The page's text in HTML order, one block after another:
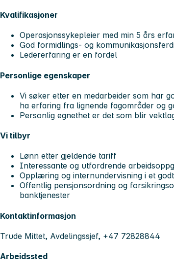
Kvalifikasjoner
Operasjonssykepleier med min 5 års
God formidlings- og
Ledererfaring er en fordel
Personlige egenskaper
Vi søker etter en medarbeider som har
ha erfaring fra lignende fagområder og
Personlig egnethet er det som blir
Vi tilbyr
Lønn etter gjeldende tariff
Interessante og utfordrende
Opplæring og internundervisning i et
Offentlig pensjonsordning og
banktjenester
Kontaktinformasjon
Trude Mittet, Avdelingssjef, +47 72828844
Arbeidssted